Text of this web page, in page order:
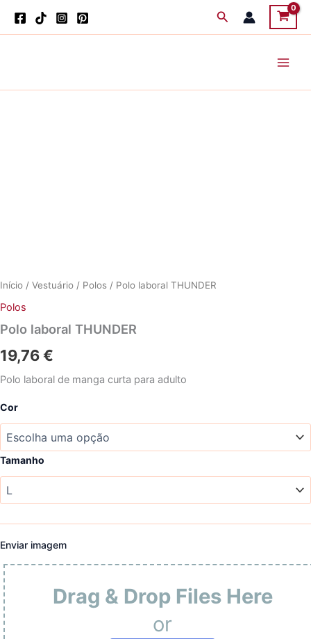
Search
Início / Vestuário / Polos / Polo laboral THUNDER
Polos
Polo laboral THUNDER
19,76€
Polo laboral de manga curta para adulto
Cor
Tamanho
Enviar imagem
Drag & Drop Files Here
or